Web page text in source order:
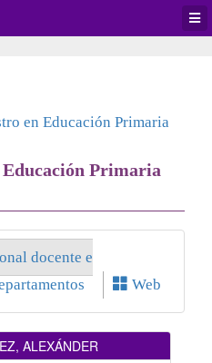
en Educación Primaria
Primaria
docente e
Web
ALEXÁNDER